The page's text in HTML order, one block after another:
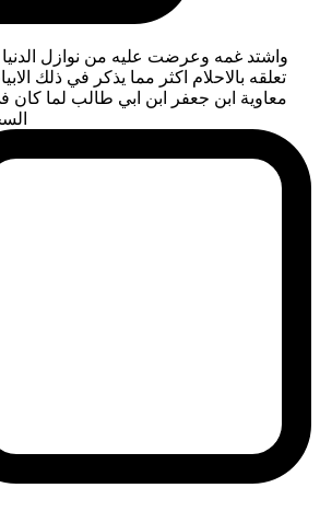
واشتد غمه وعرضت عليه من نوازل الدنيا
تعلقه بالاحلام اكثر مما يذكر في ذلك
معاوية ابن جعفر ابن ابي طالب لما